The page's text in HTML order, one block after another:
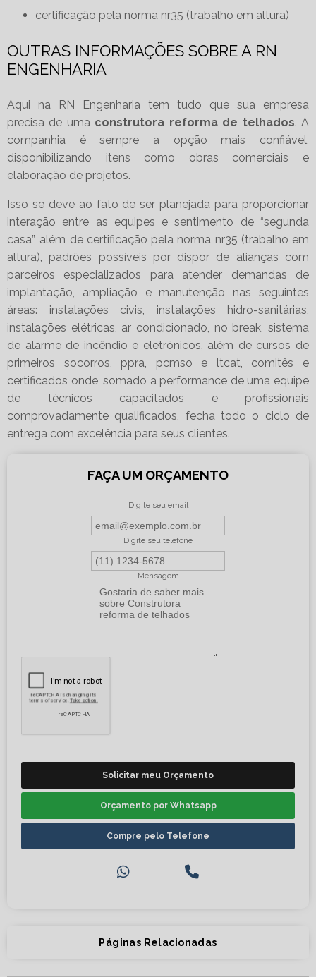
certificação pela norma nr35 (trabalho em altura)
OUTRAS INFORMAÇÕES SOBRE A RN
ENGENHARIA
Aqui na RN Engenharia tem tudo que sua empresa
precisa de uma construtora reforma de telhados. A
companhia é sempre a opção mais confiável,
disponibilizando itens como obras comerciais e
elaboração de projetos.
Isso se deve ao fato de ser planejada para proporcionar
interação entre as equipes e sentimento de “segunda
casa”, além de certificação pela norma nr35 (trabalho em
altura), padrões possíveis por dispor de alianças com
parceiros especializados para atender demandas de
implantação, ampliação e manutenção nas seguintes
áreas: instalações civis, instalações hidro-sanitárias,
instalações elétricas, ar condicionado, no break, sistema
de alarme de incêndio e eletrônicos, além de cursos de
primeiros socorros, ppra, pcmso e ltcat, comitês e
certificados onde, somado a performance de uma equipe
de técnicos capacitados e profissionais
comprovadamente qualificados, fecha todo o ciclo de
entrega com excelência para seus clientes.
FAÇA UM ORÇAMENTO
Digite seu email
Digite seu telefone
Mensagem
Solicitar meu Orçamento
Orçamento por Whatsapp
Compre pelo Telefone
Páginas Relacionadas